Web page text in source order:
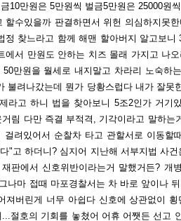
10만원은 5만원씩 벌금5만원은 25000원
할수있을까 판결하면서 위헌 의심하지못
정 찾느라고 함께 해맨 할아버지 알고보
에서 만원도 안하는 치즈 몰래 가지고 나
50만원을 월세로 내지말고 차라리 노숙하
불려나갔는데 뭔가 당황스럽다 내가 잘못
라고 하니 법을 찾아보니 5조2인가 거기
거림 다만 즉결 부적격, 기각이라고 말하
걸려있어서 순찰차 타고 관할서로 이동할
"고 하더니? 심지어 지난해 서부지법 사
판에서 신호위반이라는거 말했거든? 개
나마 접때 마포경찰서는 차 바로 앞이나
져버린게 너무 아쉽다 신호에 상관없이
...절호의 기회를 놓쳤어 어휴 어쨋든 선고